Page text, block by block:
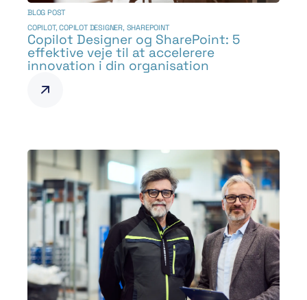
BLOG POST
COPILOT,COPILOT DESIGNER, SHAREPOINT
Copilot Designer og SharePoint: 5
effektive veje til at accelerere
innovation i din organisation